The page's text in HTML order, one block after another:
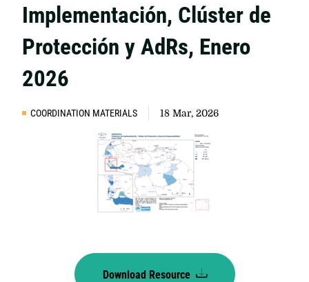
Implementación, Clúster de
Protección y AdRs, Enero
2026
COORDINATION MATERIALS 18 Mar, 2026
Download Resource